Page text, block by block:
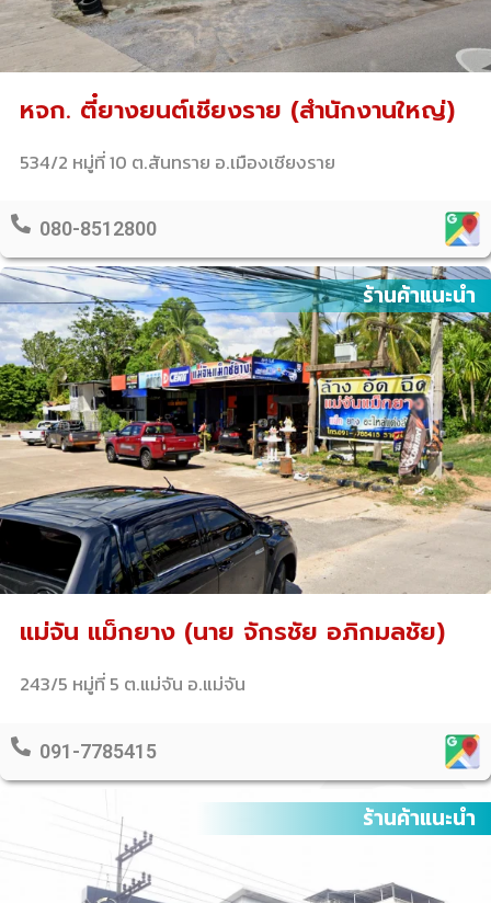
หจก. ตี๋ยางยนต์เชียงราย (สำนักงานใหญ่)
534/2 หมู่ที่ 10 ต.สันทราย อ.เมืองเชียงราย
080-8512800
ร้านค้าแนะนำ
แม่จัน แม็กยาง (นาย จักรชัย อภิกมลชัย)
243/5 หมู่ที่ 5 ต.แม่จัน อ.แม่จัน
091-7785415
ร้านค้าแนะนำ